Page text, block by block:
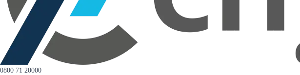
0800 71 20000